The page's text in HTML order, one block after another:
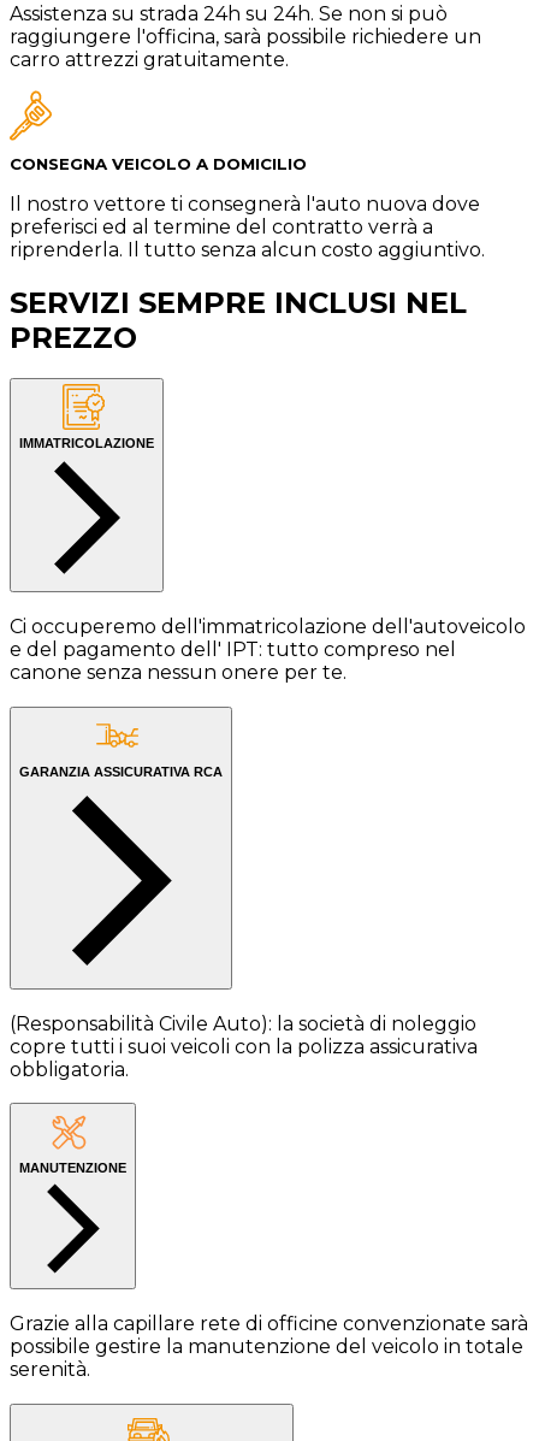
Assistenza su strada 24h su 24h. Se non si può
raggiungere l'officina, sarà possibile richiedere un
carro attrezzi gratuitamente.
CONSEGNA VEICOLO A DOMICILIO
Il nostro vettore ti consegnerà l'auto nuova dove
preferisci ed al termine del contratto verrà a
riprenderla. Il tutto senza alcun costo aggiuntivo.
SERVIZI SEMPRE INCLUSI NEL
PREZZO
IMMATRICOLAZIONE
Ci occuperemo dell'immatricolazione dell'autoveicolo
e del pagamento dell' IPT: tutto compreso nel
canone senza nessun onere per te.
GARANZIA ASSICURATIVA RCA
(Responsabilità Civile Auto): la società di noleggio
copre tutti i suoi veicoli con la polizza assicurativa
obbligatoria.
MANUTENZIONE
Grazie alla capillare rete di officine convenzionate sarà
possibile gestire la manutenzione del veicolo in totale
serenità.